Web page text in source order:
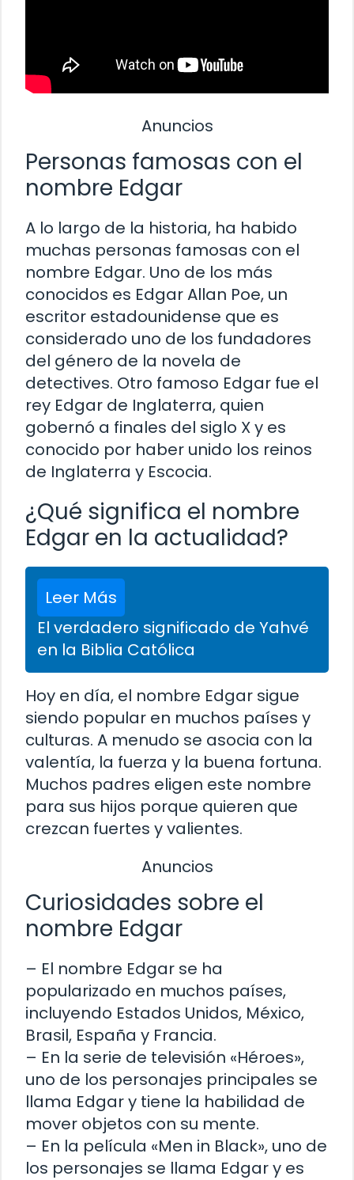
Anuncios
Personas famosas con el
nombre Edgar
A lo largo de la historia, ha habido
muchas personas famosas con el
nombre Edgar. Uno de los más
conocidos es Edgar Allan Poe, un
escritor estadounidense que es
considerado uno de los fundadores
del género de la novela de
detectives. Otro famoso Edgar fue el
rey Edgar de Inglaterra, quien
gobernó a finales del siglo X y es
conocido por haber unido los reinos
de Inglaterra y Escocia.
¿Qué significa el nombre
Edgar en la actualidad?
Leer Más
El verdadero significado de Yahvé
en la Biblia Católica
Hoy en día, el nombre Edgar sigue
siendo popular en muchos países y
culturas. A menudo se asocia con la
valentía, la fuerza y la buena fortuna.
Muchos padres eligen este nombre
para sus hijos porque quieren que
crezcan fuertes y valientes.
Anuncios
Curiosidades sobre el
nombre Edgar
– El nombre Edgar se ha
popularizado en muchos países,
incluyendo Estados Unidos, México,
Brasil, España y Francia.
– En la serie de televisión «Héroes»,
uno de los personajes principales se
llama Edgar y tiene la habilidad de
mover objetos con su mente.
– En la película «Men in Black», uno de
los personajes se llama Edgar y es